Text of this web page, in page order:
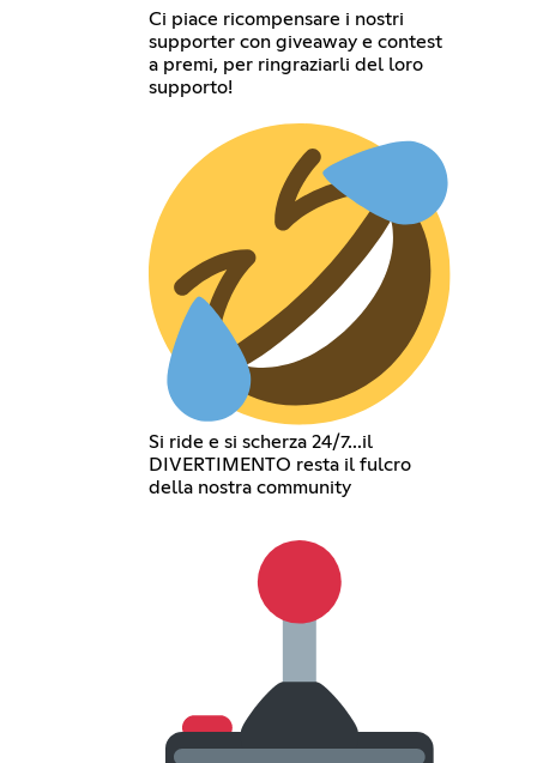
Ci piace ricompensare i nostri
supporter con giveaway e contest
a premi, per ringraziarli del loro
supporto!
Si ride e si scherza 24/7...il
DIVERTIMENTO resta il fulcro
della nostra community